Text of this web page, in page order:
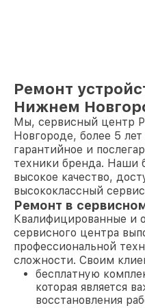
Ремонт
Нижнем
Мы, сервисный центр
Новгороде, более 5
гарантийное и
техники бренда. Наши
высокое качество,
высококлассный
Ремонт в
Квалифицированные и
сервисного центра
профессиональной
сложности. Своим
бесплатную
которая является
восстановления